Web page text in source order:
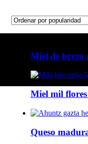
Miel de brezo
Miel mil
Queso